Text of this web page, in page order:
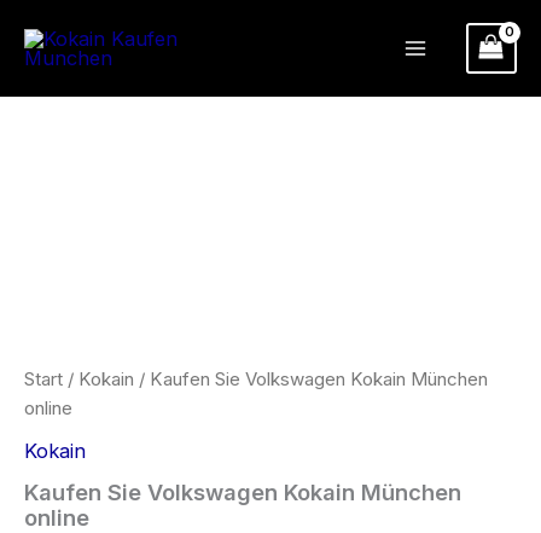
Inhalt
Start / Kokain / Kaufen Sie Volkswagen Kokain München
online
Kokain
Kaufen Sie Volkswagen Kokain München
online